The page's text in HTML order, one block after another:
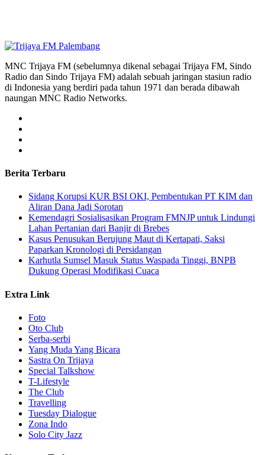
MNC Trijaya FM (sebelumnya dikenal sebagai Trijaya FM, Sindo
Radio dan Sindo Trijaya FM) adalah sebuah jaringan stasiun radio
di Indonesia yang berdiri pada tahun 1971 dan berada dibawah
naungan MNC Radio Networks.
Berita Terbaru
Sidang Korupsi KUR BSI OKI, Pembentukan PT KIM dan
Aliran Dana Jadi Sorotan
Kemendagri Sosialisasikan Program FMNJP untuk Lindungi
Lahan Pertanian dari Banjir di Brebes
Kasus Penusukan Berujung Maut di Kertapati, Saksi
Paparkan Kronologi di Persidangan
Karhutla Sumsel Masuk Status Waspada Tinggi, BNPB
Dukung Operasi Modifikasi Cuaca
Extra Link
Foto
Oto Club
Serba-serbi
Yang Muda Yang Bicara
Sastra On Trijaya
Special Talkshow
T-Lifestyle
The Club
Travelling
Tuesday Dialogue
Zona Indo
Solo City Jazz